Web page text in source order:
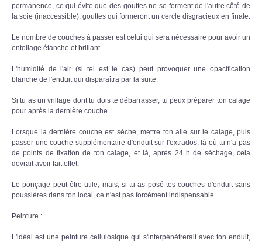
permanence, ce qui évite que des gouttes ne se forment de l'autre côté de
la soie (inaccessible), gouttes qui formeront un cercle disgracieux en finale.
Le nombre de couches à passer est celui qui sera nécessaire pour avoir un
entoilage étanche et brillant.
L'humidité de l'air (si tel est le cas) peut provoquer une opacification
blanche de l'enduit qui disparaîtra par la suite.
Si tu as un vrillage dont tu dois te débarrasser, tu peux préparer ton calage
pour après la dernière couche.
Lorsque la dernière couche est sèche, mettre ton aile sur le calage, puis
passer une couche supplémentaire d'enduit sur l'extrados, là où tu n'a pas
de points de fixation de ton calage, et là, après 24 h de séchage, cela
devrait avoir fait effet.
Le ponçage peut être utile, mais, si tu as posé tes couches d'enduit sans
poussières dans ton local, ce n'est pas forcément indispensable.
Peinture :
L'idéal est une peinture cellulosique qui s'interpénètrerait avec ton enduit,